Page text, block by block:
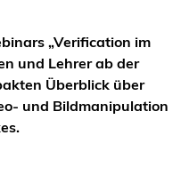
„Verification im
und Lehrer ab der
Überblick über
und Bildmanipulation